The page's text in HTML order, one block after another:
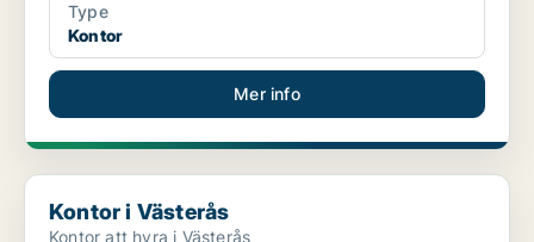
Type
Kontor
Mer info
Kontor i Västerås
Kontor i Västerås
Kontor att hyra i Västerås